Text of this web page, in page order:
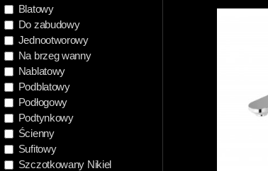
Blatowy
Do zabudowy
Jednootworowy
Na brzeg wanny
Nablatowy
Podblatowy
Podłogowy
Podtynkowy
Ścienny
Sufitowy
Szczotkowany Nikiel